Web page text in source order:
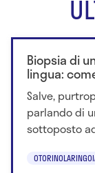
Biopsia di
lingua:
Salve,
parlando di
sottoposto